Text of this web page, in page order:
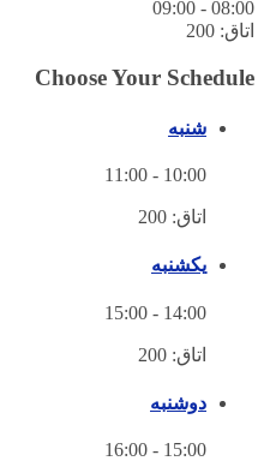
-
09:00
200
Choose Your
شنبه
10:00
-
11:00
اتاق: 200
یکشنبه
14:00
-
15:00
اتاق: 200
دوشنبه
15:00
-
16:00